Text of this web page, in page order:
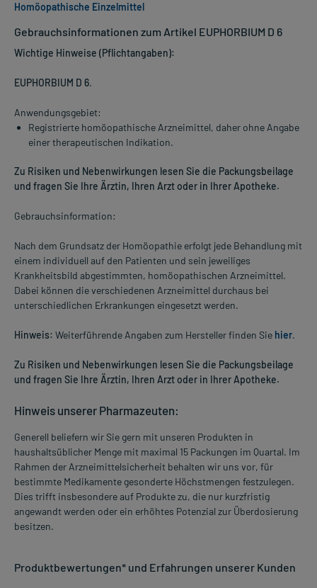
Gebrauchsinformationen zum Artikel EUPHORBIUM D 6
Wichtige Hinweise (Pflichtangaben):
EUPHORBIUM D 6.
Anwendungsgebiet:
Registrierte homöopathische Arzneimittel, daher ohne Angabe
einer therapeutischen Indikation.
Zu Risiken und Nebenwirkungen lesen Sie die Packungsbeilage
und fragen Sie Ihre Ärztin, Ihren Arzt oder in Ihrer Apotheke.
Gebrauchsinformation:
Nach dem Grundsatz der Homöopathie erfolgt jede Behandlung mit
einem individuell auf den Patienten und sein jeweiliges
Krankheitsbild abgestimmten, homöopathischen Arzneimittel.
Dabei können die verschiedenen Arzneimittel durchaus bei
unterschiedlichen Erkrankungen eingesetzt werden.
Hinweis: Weiterführende Angaben zum Hersteller finden Sie hier.
Zu Risiken und Nebenwirkungen lesen Sie die Packungsbeilage
und fragen Sie Ihre Ärztin, Ihren Arzt oder in Ihrer Apotheke.
Hinweis unserer Pharmazeuten:
Generell beliefern wir Sie gern mit unseren Produkten in
haushaltsüblicher Menge mit maximal 15 Packungen im Quartal. Im
Rahmen der Arzneimittelsicherheit behalten wir uns vor, für
bestimmte Medikamente gesonderte Höchstmengen festzulegen.
Dies trifft insbesondere auf Produkte zu, die nur kurzfristig
angewandt werden oder ein erhöhtes Potenzial zur Überdosierung
besitzen.
Produktbewertungen* und Erfahrungen unserer Kunden
Homöopathische Einzelmittel